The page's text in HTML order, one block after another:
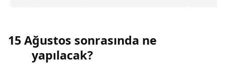
15 Ağustos sonrasında ne
yapılacak?